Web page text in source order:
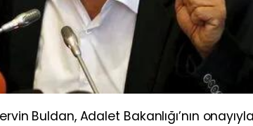
Buldan, Adalet Bakanlığı’nın